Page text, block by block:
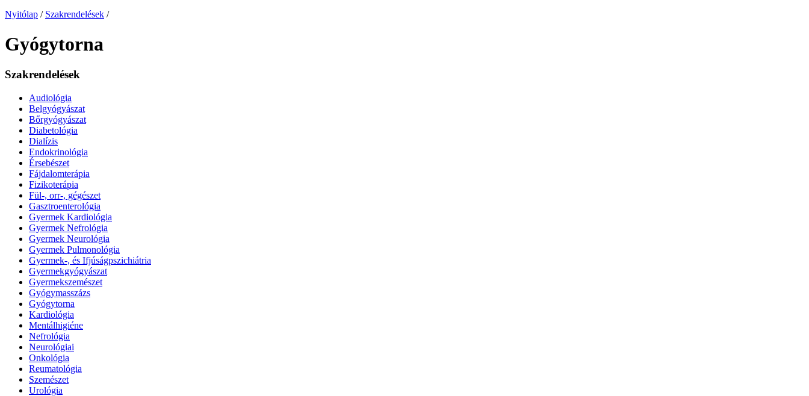
Nyitólap / Szakrendelések /
Gyógytorna
Szakrendelések
Audiológia
Belgyógyászat
Bőrgyógyászat
Diabetológia
Dialízis
Endokrinológia
Érsebészet
Fájdalomterápia
Fizikoterápia
Fül-, orr-, gégészet
Gasztroenterológia
Gyermek Kardiológia
Gyermek Nefrológia
Gyermek Neurológia
Gyermek Pulmonológia
Gyermek-, és Ifjúságpszichiátria
Gyermekgyógyászat
Gyermekszemészet
Gyógymasszázs
Gyógytorna
Kardiológia
Mentálhigiéne
Nefrológia
Neurológiai
Onkológia
Reumatológia
Szemészet
Urológia